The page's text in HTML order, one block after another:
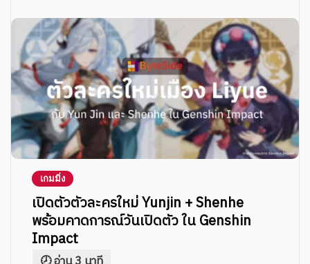
เกมมิ่ง
เปิดตัวตัวละครใหม่ Yunjin + Shenhe
พร้อมคาดการณ์วันเปิดตัว ใน Genshin
Impact